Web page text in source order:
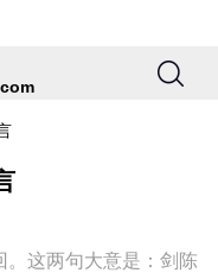
。这两句大意是：剑陈